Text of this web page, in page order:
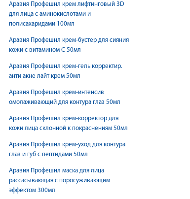
Аравия Профешнл крем лифтинговый 3D
для лица с аминокислотами и
полисахаридами 100мл
Аравия Профешнл крем-бустер для сияния
кожи с витамином С 50мл
Аравия Профешнл крем-гель корректир.
анти акне лайт крем 50мл
Аравия Профешнл крем-интенсив
омолаживающий для контура глаз 50мл
Аравия Профешнл крем-корректор для
кожи лица склонной к покраснениям 50мл
Аравия Профешнл крем-уход для контура
глаз и губ с пептидами 50мл
Аравия Профешнл маска для лица
рассасывающая с поросуживающим
эффектом 300мл